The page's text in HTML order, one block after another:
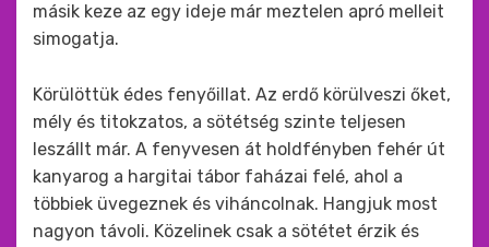
másik keze az egy ideje már meztelen apró melleit
simogatja.
Körülöttük édes fenyőillat. Az erdő körülveszi őket,
mély és titokzatos, a sötétség szinte teljesen
leszállt már. A fenyvesen át holdfényben fehér út
kanyarog a hargitai tábor faházai felé, ahol a
többiek üvegeznek és viháncolnak. Hangjuk most
nagyon távoli. Közelinek csak a sötétet érzik és